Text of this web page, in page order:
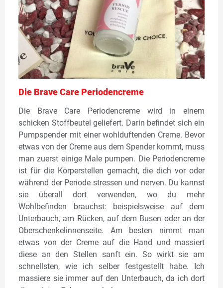
Die Brave Care Periodencreme
Die Brave Care Periodencreme wird in einem
schicken Stoffbeutel geliefert. Darin befindet sich ein
Pumpspender mit einer wohlduftenden Creme. Bevor
etwas von der Creme aus dem Spender kommt, muss
man zuerst einige Male pumpen. Die Periodencreme
ist für die Körperstellen gemacht, die dich vor oder
während der Periode stressen und nerven. Du kannst
sie überall dort verwenden, wo du mehr
Wohlbefinden brauchst: beispielsweise auf dem
Unterbauch, am Rücken, auf dem Busen oder an der
Oberschenkelinnenseite. Am besten nimmt man
etwas von der Creme auf die Hand und massiert
diese an den Stellen sanft ein. So wirkt sie am
schnellsten, wie ich selber festgestellt habe. Ich
massiere sie immer auf den Unterbauch, da ich dort